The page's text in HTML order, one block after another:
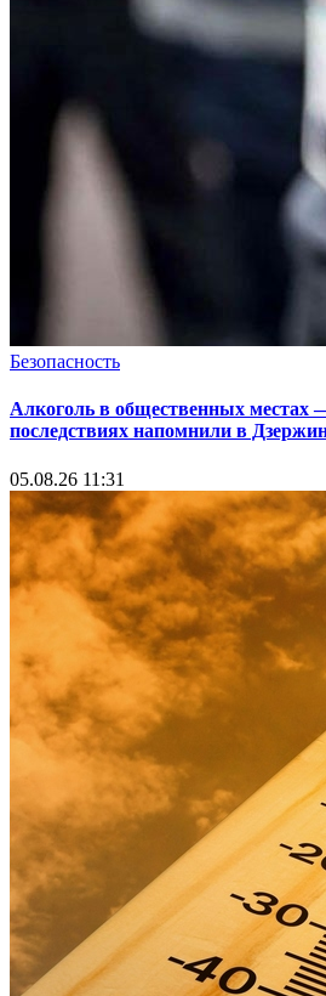
Безопасность
Алкоголь в общественных местах
последствиях напомнили в
05.08.26 11:31